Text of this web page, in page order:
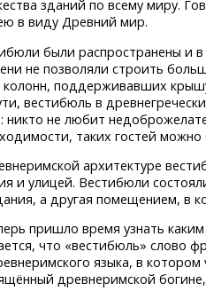
зданий по всему миру.
в виду Древний мир.
были распространены и
не позволяли строить
поддерживавших
вестибюль в
никто не любит
таких гостей
архитектуре
и улицей. Вестибюли
а другая помещением, в
пришло время узнать
что «вестибюль» слово
языка, в
древнеримской